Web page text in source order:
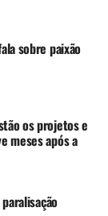
sobre paixão
os projetos e
meses após a